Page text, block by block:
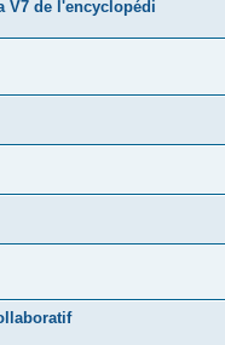
V7 de l'encyclopédi